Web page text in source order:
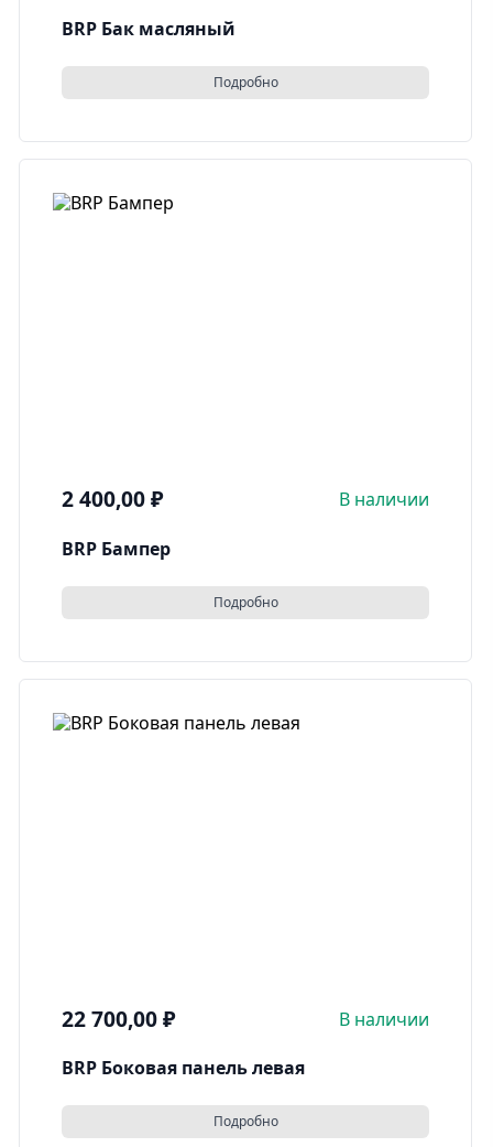
BRP Бак масляный
Подробно
2 400,00₽ В наличии
BRP Бампер
Подробно
22 700,00₽ В наличии
BRP Боковая панель левая
Подробно